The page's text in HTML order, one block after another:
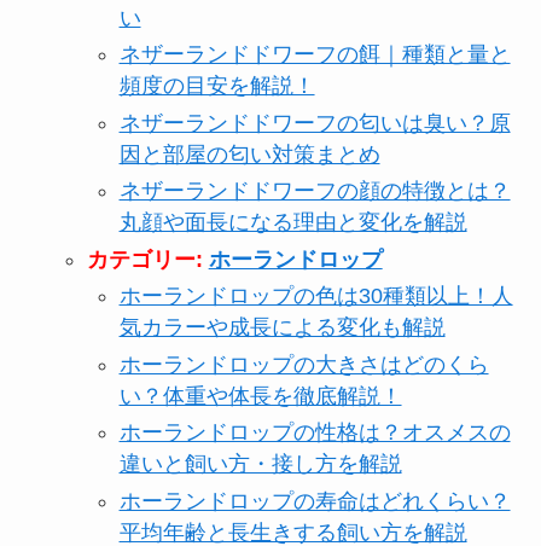
い
ネザーランドドワーフの餌｜種類と量と
頻度の目安を解説！
ネザーランドドワーフの匂いは臭い？原
因と部屋の匂い対策まとめ
ネザーランドドワーフの顔の特徴とは？
丸顔や面長になる理由と変化を解説
カテゴリー: ホーランドロップ
ホーランドロップの色は30種類以上！人
気カラーや成長による変化も解説
ホーランドロップの大きさはどのくら
い？体重や体長を徹底解説！
ホーランドロップの性格は？オスメスの
違いと飼い方・接し方を解説
ホーランドロップの寿命はどれくらい？
平均年齢と長生きする飼い方を解説